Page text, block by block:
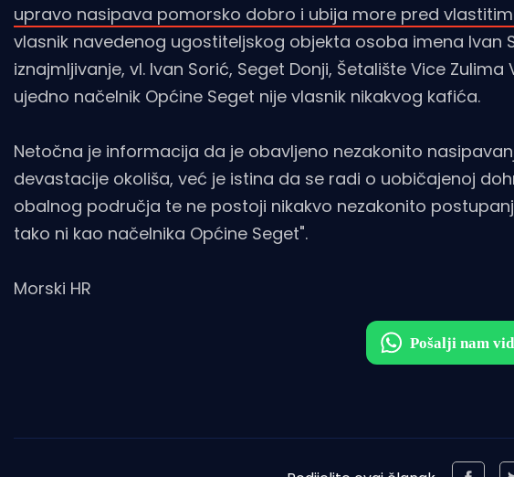
upravo nasipava pomorsko dobro i ubija more pred vlastitim
vlasnik navedenog ugostiteljskog objekta osoba imena Ivan
iznajmljivanje, vl. Ivan Sorić, Seget Donji, Šetalište Vice
ujedno načelnik Općine Seget nije vlasnik nikakvog kafića.
Netočna je informacija da je obavljeno nezakonito
devastacije okoliša, već je istina da se radi o uobičajenoj
obalnog područja te ne postoji nikakvo nezakonito
tako ni kao načelnika Općine Seget".
Morski HR